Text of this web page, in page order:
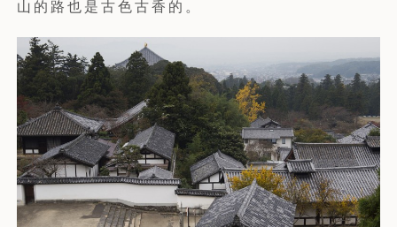
山的路也是古色古香的。